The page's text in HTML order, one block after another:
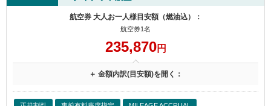
航空券 大人お一人様目安額（燃油込）：
航空券1名
235,870円
＋ 金額内訳(目安額)を開く：